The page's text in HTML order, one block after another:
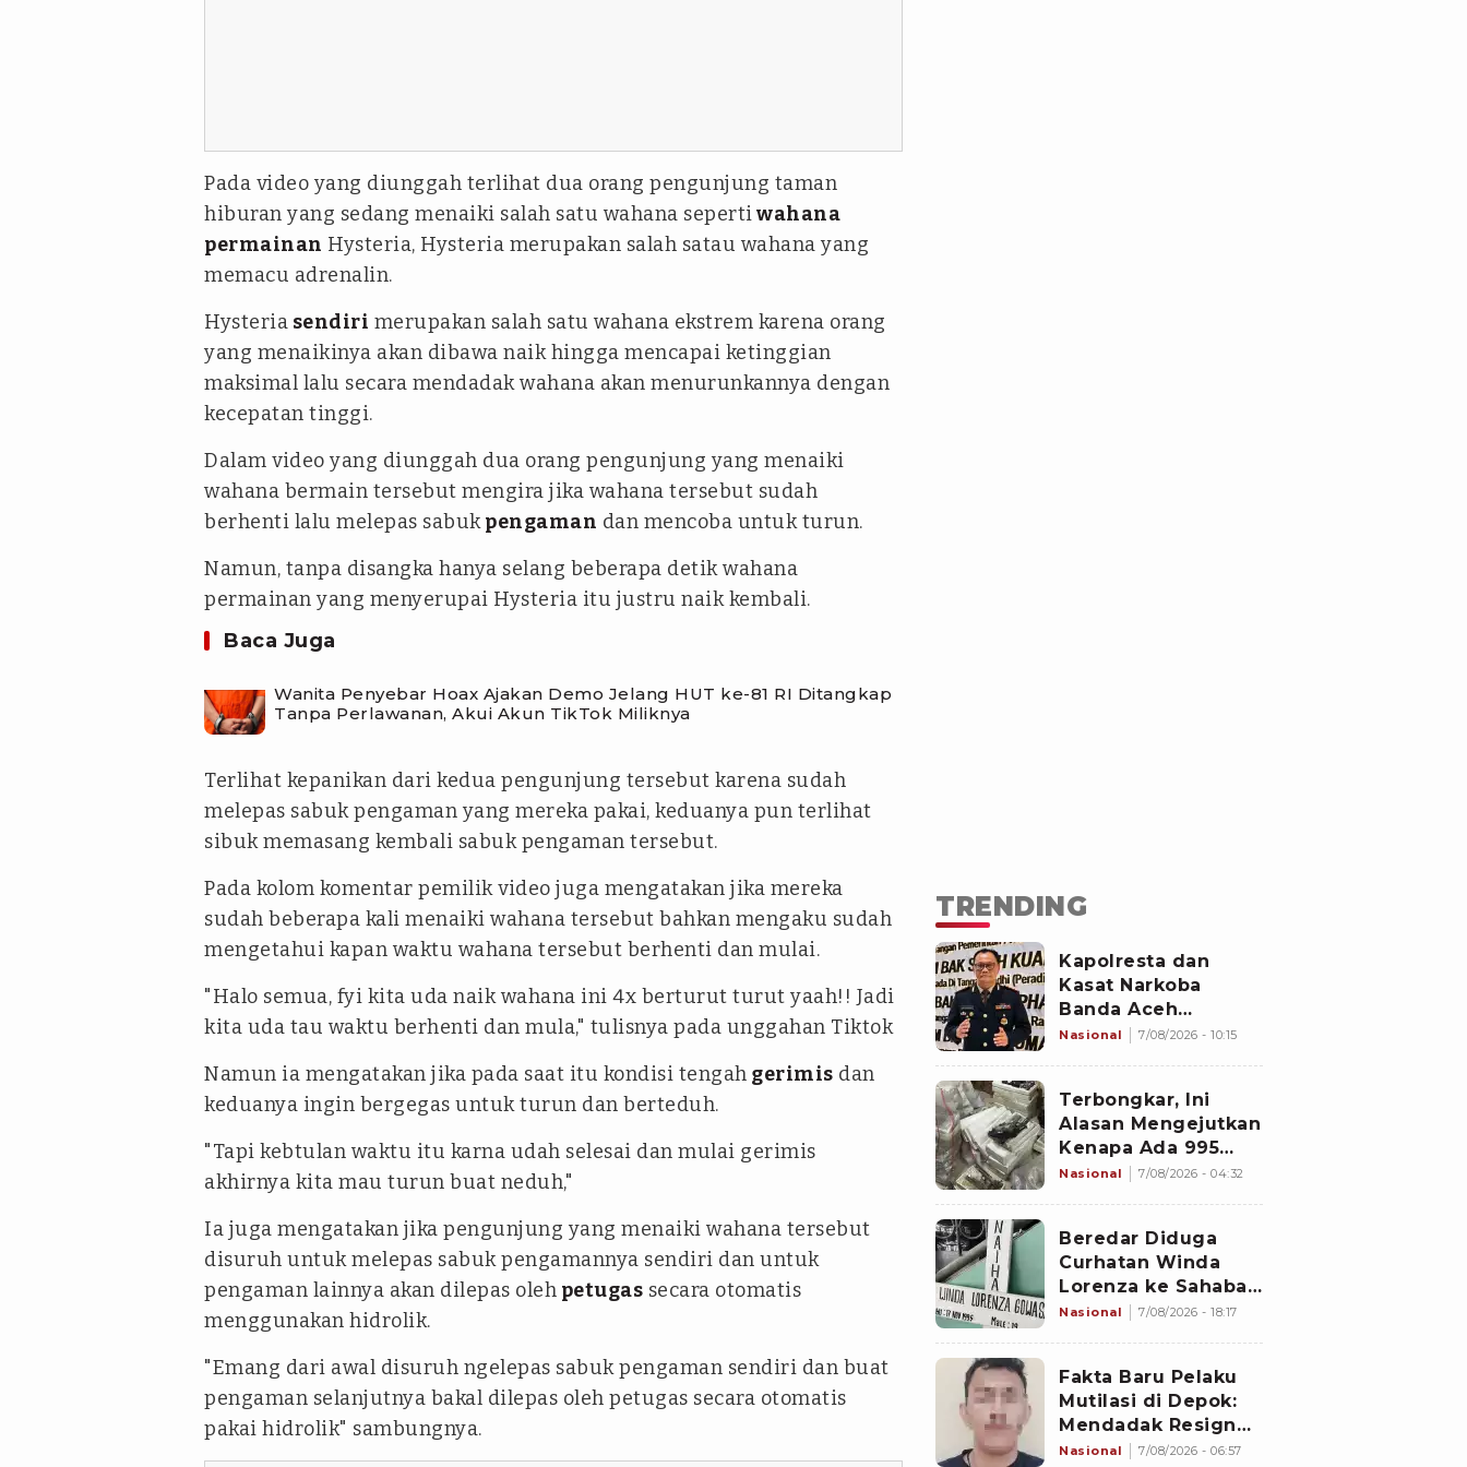
Pada video yang diunggah terlihat dua orang pengunjung taman
hiburan yang sedang menaiki salah satu wahana sepertiwahana
permainan Hysteria, Hysteria merupakan salah satau wahana yang
memacu adrenalin.
Hysteria sendiri merupakan salah satu wahana ekstrem karena orang
yang menaikinya akan dibawa naik hingga mencapai ketinggian
maksimal lalu secara mendadak wahana akan menurunkannya dengan
kecepatan tinggi.
Dalam video yang diunggah dua orang pengunjung yang menaiki
wahana bermain tersebut mengira jika wahana tersebut sudah
berhenti lalu melepas sabukpengaman dan mencoba untuk turun.
Namun, tanpa disangka hanya selang beberapa detik wahana
permainan yang menyerupai Hysteria itu justru naik kembali.
Baca Juga
Wanita Penyebar Hoax Ajakan Demo Jelang HUT ke-81 RI Ditangkap
Tanpa Perlawanan, Akui Akun TikTok Miliknya
Terlihat kepanikan dari kedua pengunjung tersebut karena sudah
melepas sabuk pengaman yang mereka pakai, keduanya pun terlihat
sibuk memasang kembali sabuk pengaman tersebut.
Pada kolom komentar pemilik video juga mengatakan jika mereka
sudah beberapa kali menaiki wahana tersebut bahkan mengaku sudah
mengetahui kapan waktu wahana tersebut berhenti dan mulai.
"Halo semua, fyi kita uda naik wahana ini 4x berturut turut yaah!! Jadi
kita uda tau waktu berhenti dan mula," tulisnya pada unggahan Tiktok
Namun ia mengatakan jika pada saat itu kondisi tengah gerimis dan
keduanya ingin bergegas untuk turun dan berteduh.
"Tapi kebtulan waktu itu karna udah selesai dan mulai gerimis
akhirnya kita mau turun buat neduh,"
Ia juga mengatakan jika pengunjung yang menaiki wahana tersebut
disuruh untuk melepas sabuk pengamannya sendiri dan untuk
pengaman lainnya akan dilepas oleh petugas secara otomatis
menggunakan hidrolik.
"Emang dari awal disuruh ngelepas sabuk pengaman sendiri dan buat
pengaman selanjutnya bakal dilepas oleh petugas secara otomatis
pakai hidrolik" sambungnya.
TRENDING
Kapolresta dan
Kasat Narkoba
Banda Aceh
Diperiksa
Nasional 7/08/2026 - 10:15
Terbongkar, Ini
Alasan Mengejutkan
Kenapa Ada 995
Senjata di Dalam
Nasional 7/08/2026 - 04:32
Beredar Diduga
Curhatan Winda
Lorenza ke Sahabat,
Temukan Fakta
Tewas
Nasional 7/08/2026 - 18:17
Fakta Baru Pelaku
Mutilasi di Depok:
Mendadak Resign
Kerja Goreng Piscok
Nasional 7/08/2026 - 06:57